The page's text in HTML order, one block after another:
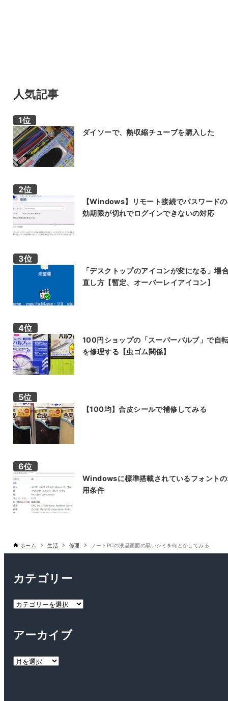
人気記事
ダイソーで、熱収縮チューブを購入した
【Windows】リモート接続でパスワード
効期限が切れでログインできないの対応
「デスクトップのアイコンが変になる」場
直し方【暫定、オーバーレイアイコン】
100円ショップの「スーパーバルブ」で自
を修理する【虫ゴム関係】
【100均】合皮シールで補修してみる
Windowsに標準搭載されているフォント
用条件
ホーム 生活 修理 ノートPCの液晶画面の黒いシミを何とかしてみる
カテゴリー
カ
リ
アーカイブ
ア